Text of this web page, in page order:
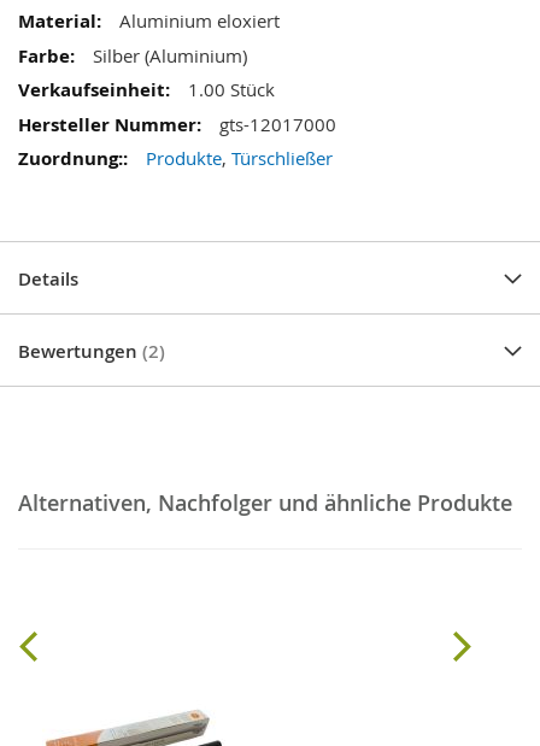
Aluminium eloxiert
Silber (Aluminium)
1.00 Stück
gts-12017000
Produkte, Türschließer
Details
Bewertungen 2
Alternativen, Nachfolger und ähnliche Produkte